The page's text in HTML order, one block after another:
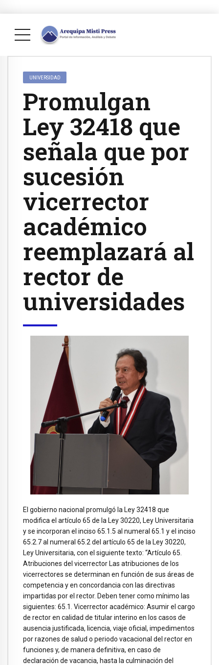
UNIVERSIDAD
Promulgan
Ley 32418 que
señala que por
sucesión
vicerrector
académico
reemplazará al
rector de
universidades
El gobierno nacional promulgó la Ley 32418 que
modifica el artículo 65 de la Ley 30220, Ley Universitaria
y se incorporan el inciso 65.1.5 al numeral 65.1 y el inciso
65.2.7 al numeral 65.2 del artículo 65 de la Ley 30220,
Ley Universitaria, con el siguiente texto: “Artículo 65.
Atribuciones del vicerrector Las atribuciones de los
vicerrectores se determinan en función de sus áreas de
competencia y en concordancia con las directivas
impartidas por el rector. Deben tener como mínimo las
siguientes: 65.1. Vicerrector académico: Asumir el cargo
de rector en calidad de titular interino en los casos de
ausencia justificada, licencia, viaje oficial, impedimentos
por razones de salud o periodo vacacional del rector en
funciones y, de manera definitiva, en caso de
declaración de vacancia, hasta la culminación del